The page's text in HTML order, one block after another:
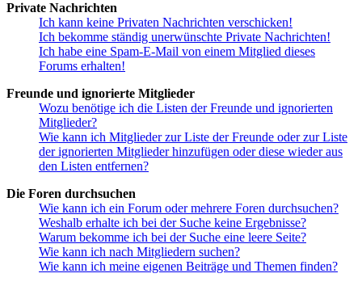
Private Nachrichten
Ich kann keine Privaten Nachrichten verschicken!
Ich bekomme ständig unerwünschte Private Nachrichten!
Ich habe eine Spam-E-Mail von einem Mitglied dieses
Forums erhalten!
Freunde und ignorierte Mitglieder
Wozu benötige ich die Listen der Freunde und ignorierten
Mitglieder?
Wie kann ich Mitglieder zur Liste der Freunde oder zur Liste
der ignorierten Mitglieder hinzufügen oder diese wieder aus
den Listen entfernen?
Die Foren durchsuchen
Wie kann ich ein Forum oder mehrere Foren durchsuchen?
Weshalb erhalte ich bei der Suche keine Ergebnisse?
Warum bekomme ich bei der Suche eine leere Seite?
Wie kann ich nach Mitgliedern suchen?
Wie kann ich meine eigenen Beiträge und Themen finden?